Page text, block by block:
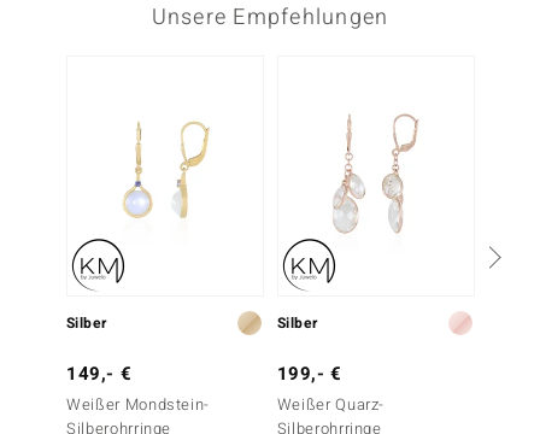
Unsere Empfehlungen
Silber
149,- €
Weißer Mondstein-
Silberohrringe
Silber
199,- €
Weißer Quarz-
Silberohrringe